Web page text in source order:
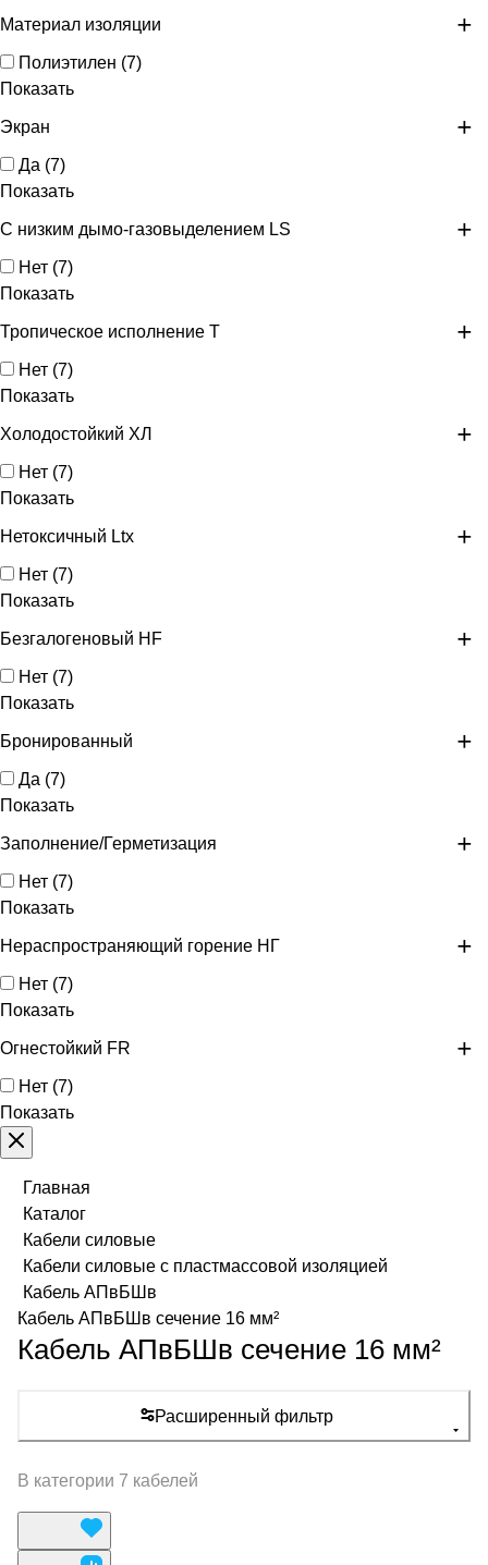
Материал изоляции
Полиэтилен (7)
Показать
Экран
Да (7)
Показать
С низким дымо-газовыделением LS
Нет (7)
Показать
Тропическое исполнение Т
Нет (7)
Показать
Холодостойкий ХЛ
Нет (7)
Показать
Нетоксичный Ltx
Нет (7)
Показать
Безгалогеновый HF
Нет (7)
Показать
Бронированный
Да (7)
Показать
Заполнение/Герметизация
Нет (7)
Показать
Нераспространяющий горение НГ
Нет (7)
Показать
Огнестойкий FR
Нет (7)
Показать
Главная
Каталог
Кабели силовые
Кабели силовые с пластмассовой изоляцией
Кабель АПвБШв
Кабель АПвБШв сечение 16 мм²
Кабель АПвБШв сечение 16 мм²
Расширенный фильтр
В категории 7 кабелей